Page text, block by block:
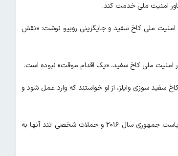
امنیت ملی کاخ سفید و جایگزینی روبیو نوشت: «نقش
امنیت ملی کاخ سفید، «یک اقدام موقت» نبوده است.
سفید سوزی وایلز، از او خواستند که وارد عمل شود و
پالتیکو درباره اعتماد ترامپ به روبیو به سابقه رقابت درون حزبی آنها در انتخابات ریاست جمهوری سال ۲۰۱۶ و حملات شخصی تند آنها به